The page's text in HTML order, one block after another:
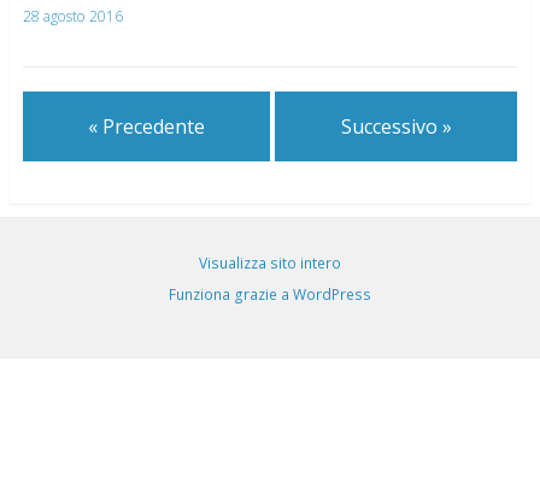
28 agosto 2016
« Precedente Successivo »
Visualizza sito intero
Funziona grazie a WordPress